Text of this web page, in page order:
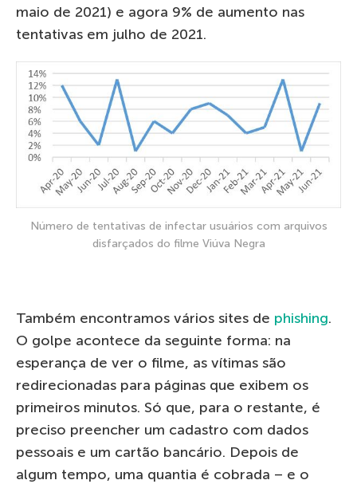
maio de 2021) e agora 9% de aumento nas
tentativas em julho de 2021.
Número de tentativas de infectar usuários com arquivos
disfarçados do filme Viúva Negra
Também encontramos vários sites de phishing.
O golpe acontece da seguinte forma: na
esperança de ver o filme, as vítimas são
redirecionadas para páginas que exibem os
primeiros minutos. Só que, para o restante, é
preciso preencher um cadastro com dados
pessoais e um cartão bancário. Depois de
algum tempo, uma quantia é cobrada – e o